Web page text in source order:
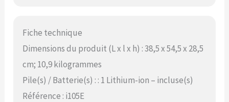
Fiche technique
Dimensions du produit (L x l x h) : 38,5 x 54,5 x 28,5
cm; 10,9 kilogrammes
Pile(s) / Batterie(s) : : 1 Lithium-ion – incluse(s)
Référence : i105E